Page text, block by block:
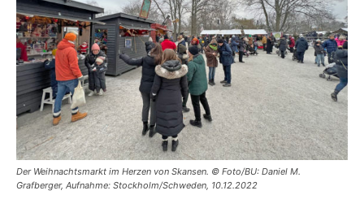
Der Weihnachtsmarkt im Herzen von Skansen. © Foto/BU: Daniel M.
Grafberger, Aufnahme: Stockholm/Schweden, 10.12.2022